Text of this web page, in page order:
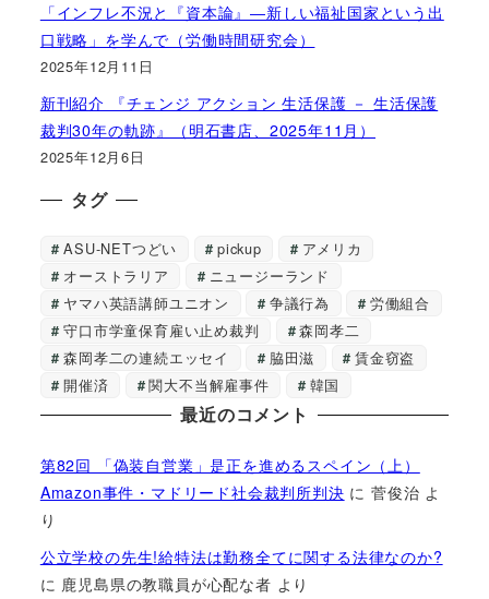
「インフレ不況と『資本論』―新しい福祉国家という出
口戦略」を学んで（労働時間研究会）
2025年12月11日
新刊紹介 『チェンジ アクション 生活保護 － 生活保護
裁判30年の軌跡』（明石書店、2025年11月）
2025年12月6日
タグ
ASU-NETつどい pickup
アメリカ
オーストラリア
ニュージーランド
ヤマハ英語講師ユニオン
争議行為
労働組合
守口市学童保育雇い止め裁判
森岡孝二
森岡孝二の連続エッセイ
脇田滋
賃金窃盗
開催済
関大不当解雇事件 韓国
最近のコメント
第82回 「偽装自営業」是正を進めるスペイン（上）
Amazon事件・マドリード社会裁判所判決 に菅俊治 よ
り
公立学校の先生!給特法は勤務全てに関する法律なのか?
に 鹿児島県の教職員が心配な者 より